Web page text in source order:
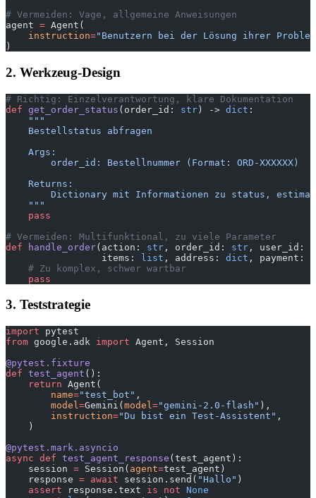
# Vermeiden: Vage, allgemeine Anweisungen
agent = Agent(
    instruction
="Benutzern bei der Lösung ihrer
)
2. Werkzeug-Design
# Richtig: Einzelverantwortung, klare Dokumentation
def get_order_status (order_id: str) -> dict :
    """
    Bestellstatus abfragen
    Args:
        order_id: Bestellnummer (Format: ORD-XXXXXX)
    Returns:
Dictionary mit Informationen zu status,
    """
    pass
# Vermeiden: Multifunktional, zu viele Parameter
def handle_order(action: str , order_id: str , user_id:
                 items:
list , address: dict , payment:
    # Zu komplex, schwer wartbar
    pass
3. Teststrategie
import pytest
from google.adk import Agent, Session
@pytest.fixture
def test_agent ():
    return
Agent(
        name
="test_bot" ,
        model
=Gemini( model ="gemini-2.0-flash" ),
        instruction
="Du bist ein Test-Assistent" ,
    )
@pytest.mark.asyncio
async def test_agent_response (test_agent):
    session
= Session( agent=test_agent)
    response
= await session.send( "Hallo" )
    assert
response.text is not None